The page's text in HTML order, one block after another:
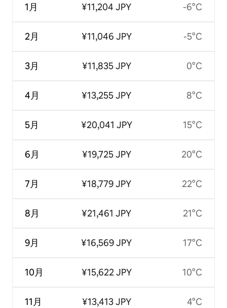
1月
2月
3月
4月
5月
6月
7月
8月
9月
10月
11月
¥11,204 JPY
¥11,046 JPY
¥11,835 JPY
¥13,255 JPY
¥20,041 JPY
¥19,725 JPY
¥18,779 JPY
¥21,461 JPY
¥16,569 JPY
¥15,622 JPY
¥13,413 JPY
-6°C
-5°C
0°C
8°C
15°C
20°C
22°C
21°C
17°C
10°C
4°C